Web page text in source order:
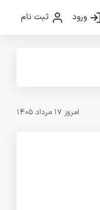
ورود ثبت نام
امروز 17 مرداد 1405